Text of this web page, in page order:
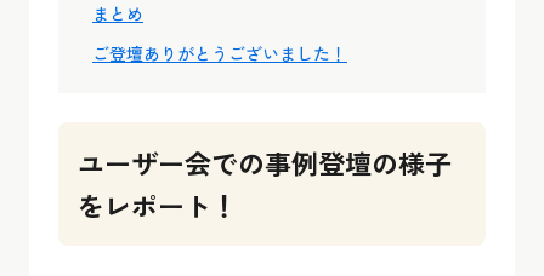
まとめ
ご登壇ありがとうございました！
ユーザー会での事例登壇の様子
をレポート！